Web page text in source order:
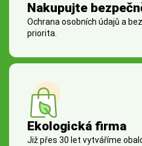
Nakupujte
Ochrana osobních údajů a
priorita.
Ekologická firma
Již přes 30 let vytváříme